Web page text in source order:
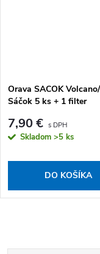
Orava SACOK
Sáčok 5 ks + 1 filter
7,90 €
Skladom >5 ks
DO KOŠÍKA